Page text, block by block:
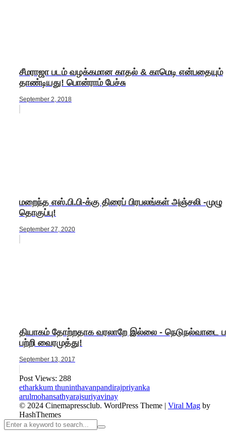
சீமராஜா படம் வழக்கமான காதல் & காமெடி என்பதையும்
தாண்டியது! பொன்ராம் பேச்சு
September 2, 2018
மறைந்த எஸ்.பி.பி-க்கு திரைப் பிரபலங்கள் அஞ்சலி -முழு
தொகுப்பு!
September 27, 2020
தியாகம் தோற்றதாக வரலாறே இல்லை - நெடுநல்வாடை
பற்றி வைரமுத்து!
September 13, 2017
Post Views: 288
etharkkum thuninthavanpandirajpriyanka
arulmohansathyarajsuriyavinay
© 2024 Cinemapressclub. WordPress Theme | Viral Mag by
HashThemes